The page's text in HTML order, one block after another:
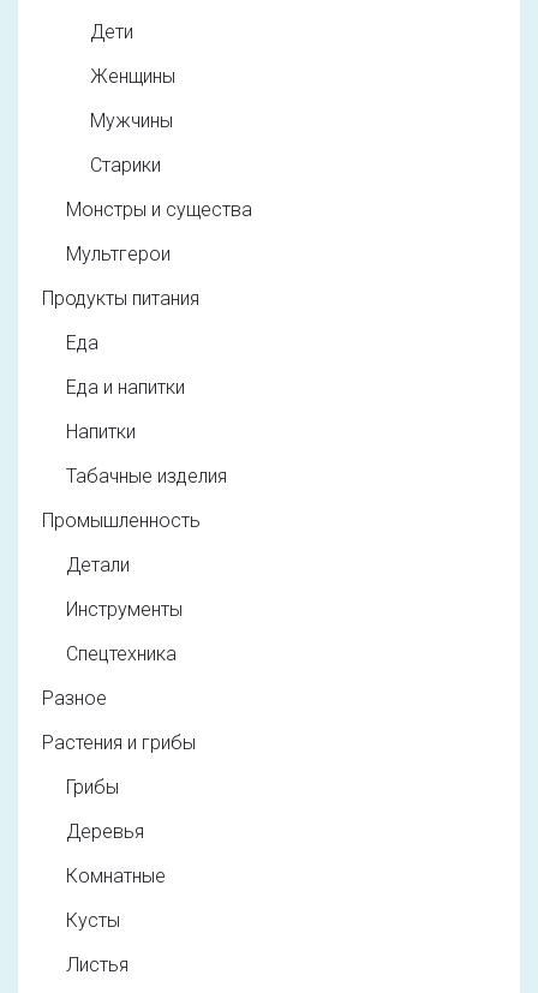
Дети
Женщины
Мужчины
Старики
Монстры и существа
Мультгерои
Продукты питания
Еда
Еда и напитки
Напитки
Табачные изделия
Промышленность
Детали
Инструменты
Спецтехника
Разное
Растения и грибы
Грибы
Деревья
Комнатные
Кусты
Листья